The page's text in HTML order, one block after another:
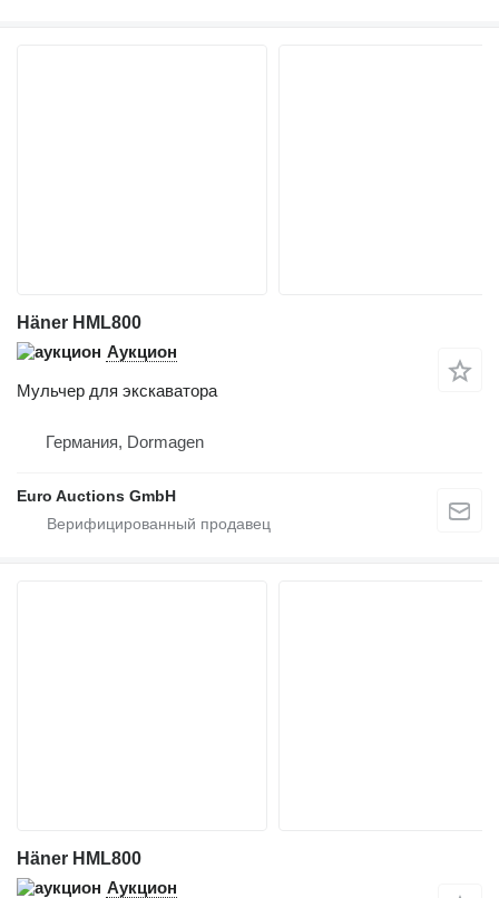
Häner HML800
Аукцион
Мульчер для экскаватора
Германия, Dormagen
Euro Auctions GmbH
Häner HML800
Аукцион